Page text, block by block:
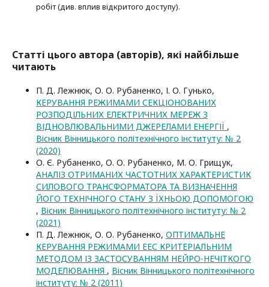
робіт (див. вплив відкритого доступу).
Статті цього автора (авторів), які найбільше
читають
П. Д. Лежнюк, О. О. Рубаненко, І. О. Гунько,
КЕРУВАННЯ РЕЖИМАМИ СЕКЦІОНОВАНИХ
РОЗПОДІЛЬНИХ ЕЛЕКТРИЧНИХ МЕРЕЖ З
ВІДНОВЛЮВАЛЬНИМИ ДЖЕРЕЛАМИ ЕНЕРГІЇ ,
Вісник Вінницького політехнічного інституту: № 2
(2020)
О. Є. Рубаненко, О. О. Рубаненко, M. О. Грищук,
АНАЛІЗ ОТРИМАНИХ ЧАСТОТНИХ ХАРАКТЕРИСТИК
СИЛОВОГО ТРАНСФОРМАТОРА ТА ВИЗНАЧЕННЯ
ЙОГО ТЕХНІЧНОГО СТАНУ З ЇХНЬОЮ ДОПОМОГОЮ
, Вісник Вінницького політехнічного інституту: № 2
(2021)
П. Д. Лежнюк, О. О. Рубаненко, ОПТИМАЛЬНЕ
КЕРУВАННЯ РЕЖИМАМИ ЕЕС КРИТЕРІАЛЬНИМ
МЕТОДОМ ІЗ ЗАСТОСУВАННЯМ НЕЙРО-НЕЧІТКОГО
МОДЕЛЮВАННЯ , Вісник Вінницького політехнічного
інституту: № 2 (2011)